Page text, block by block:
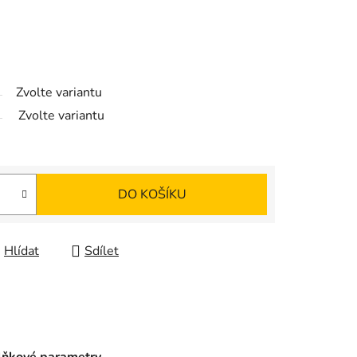
Zvolte variantu
Zvolte variantu
DO KOŠÍKU
Hlídat Sdílet